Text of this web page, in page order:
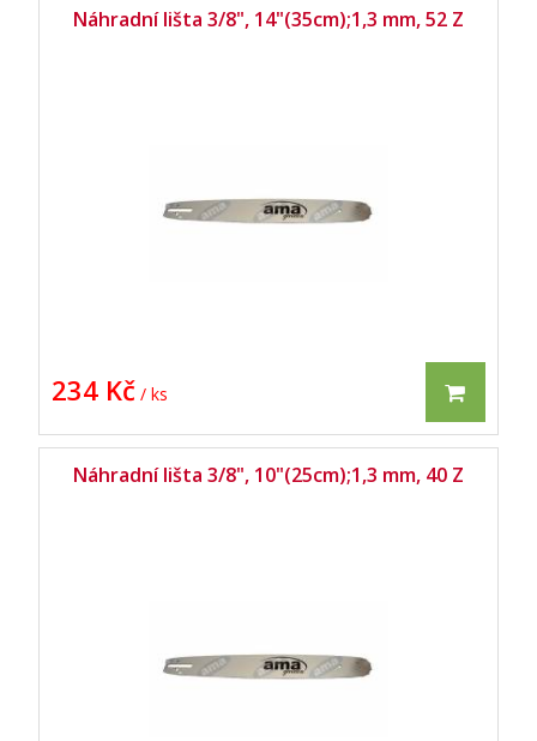
Náhradní lišta 3/8", 14"(35cm);1,3 mm, 52 Z
234 Kč / ks
Náhradní lišta 3/8", 10"(25cm);1,3 mm, 40 Z